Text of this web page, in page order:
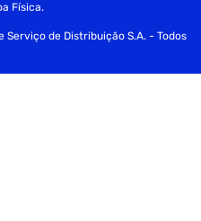
Física.
de Distribuição S.A. - Todos